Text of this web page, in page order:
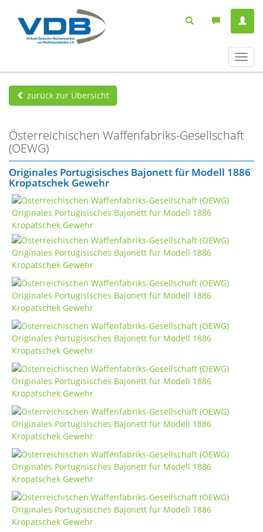
ein-/
zurück zur Übersicht
Österreichischen Waffenfabriks-Gesellschaft
(OEWG)
Originales Portugisisches Bajonett für Modell 1886
Kropatschek Gewehr